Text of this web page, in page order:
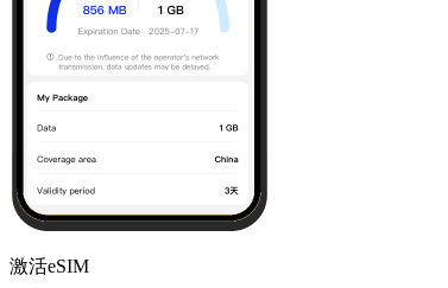
激活eSIM